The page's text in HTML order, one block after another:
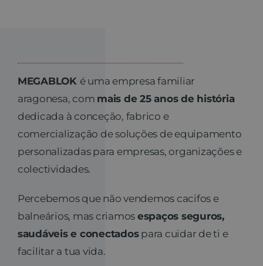
MEGABLOK é uma empresa familiar
aragonesa, com mais de 25 anos de história
dedicada à conceção, fabrico e
comercialização de soluções de equipamento
personalizadas para empresas, organizações e
colectividades.
Percebemos que não vendemos cacifos e
balneários, mas criamos espaços seguros,
saudáveis e conectadospara cuidar de ti e
facilitar a tua vida.